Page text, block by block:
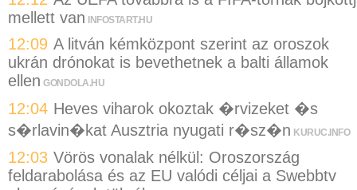
mellett van
INFOSTART.HU
12:09 A litván kémközpont szerint az oroszok
ukrán drónokat is bevethetnek a balti államok
ellen GONDOLA.HU
12:04 Heves viharok okoztak �rvizeket �s
s�rlavin�kat Ausztria nyugati r�sz�n KURUC.INFO
12:03 Vörös vonalak nélkül: Oroszország
feldarabolása és az EU valódi céljai a Swebbtv